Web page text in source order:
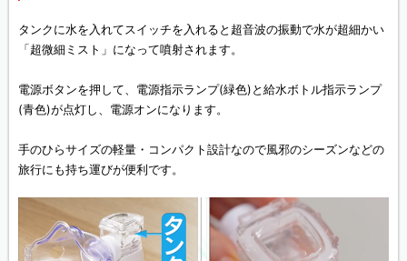
タンクに水を入れてスイッチを入れると超音波の振動で水が超細かい
「超微細ミスト」になって噴射されます。
電源ボタンを押して、電源指示ランプ(緑色)と給水ボトル指示ランプ
(青色)が点灯し、電源オンになります。
手のひらサイズの軽量・コンパクト設計なので風邪のシーズンなどの
旅行にも持ち運びが便利です。